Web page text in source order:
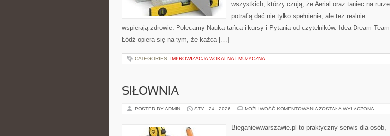
wszystkich, którzy czują, że Aerial oraz taniec na rurze
potrafią dać nie tylko spełnienie, ale też realnie
wspierają zdrowie. Polecamy Nauka tańca i kursy i Pytania od czytelników. Idea Dream Team
Łódź opiera się na tym, że każda […]
CATEGORIES: IMPROWIZACJA WOKALNA I MUZYCZNA
SIŁOWNIA
POSTED BY ADMIN STY - 24 - 2026 MOŻLIWOŚĆ KOMENTOWANIA SIŁOWNIA
ZOSTAŁA WYŁĄCZONA
Bieganiewwarszawie.pl to praktyczny serwis dla osób,